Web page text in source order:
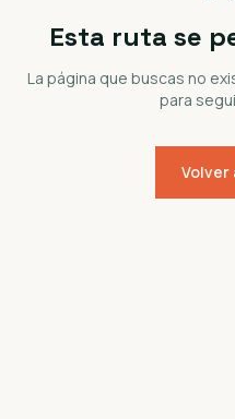
Esta ruta se
La página que buscas no
para
Volver